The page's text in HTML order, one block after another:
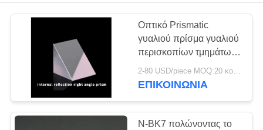
ΠΡΟΪΌΝΤΑ
ΠΕΡΊΠΟΥ
ΓΎΡΟΣ
ΕΡΓΟΣΤΑΣΊΩΝ
Οπτικό Prismatic
γυαλιού πρίσμα γυαλιού
περισκοπίων τμημάτων
Bk7 συνήθειας οπτικό
2-80 USD/piece MOQ:20 κομμάτια
ΕΠΙΚΟΙΝΩΝΊΑ
Ν-BK7 πολώνοντας το